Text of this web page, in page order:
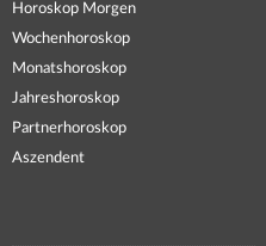
Horoskop Morgen
Wochenhoroskop
Monatshoroskop
Jahreshoroskop
Partnerhoroskop
Aszendent